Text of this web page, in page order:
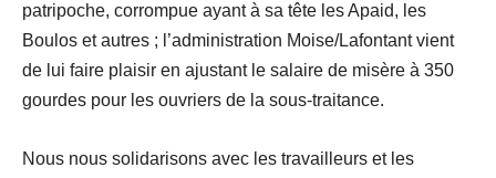
patripoche, corrompue ayant à sa tête les Apaid, les
Boulos et autres ; l’administration Moise/Lafontant vient
de lui faire plaisir en ajustant le salaire de misère à 350
gourdes pour les ouvriers de la sous-traitance.
Nous nous solidarisons avec les travailleurs et les